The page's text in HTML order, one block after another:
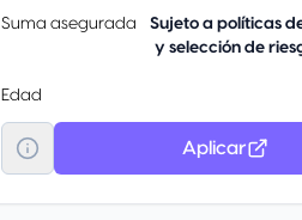
Suma asegurada
Sujeto a políticas
y selección de
Edad
Aplicar